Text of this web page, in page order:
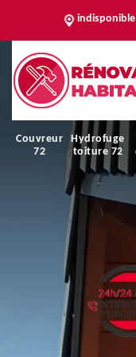
indisponible
Couvreur
72
Hydrofuge
toiture 72